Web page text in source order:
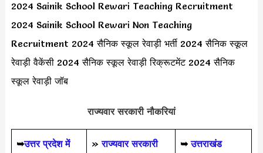
2024 Sainik School Rewari Teaching Recruitment
2024 Sainik School Rewari Non Teaching
Recruitment 2024 सैनिक स्कूल रेवाड़ी भर्ती 2024 सैनिक स्कूल
रेवाड़ी वैकेंसी 2024 सैनिक स्कूल रेवाड़ी रिक्रूटमेंट 2024 सैनिक
स्कूल रेवाड़ी जॉब
राज्यवार सरकारी नौकरियां
➥उत्तर प्रदेश में
»राज्यवार सरकारी
➥ उत्तराखंड